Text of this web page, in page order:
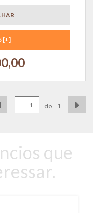
[+]
de 1
que